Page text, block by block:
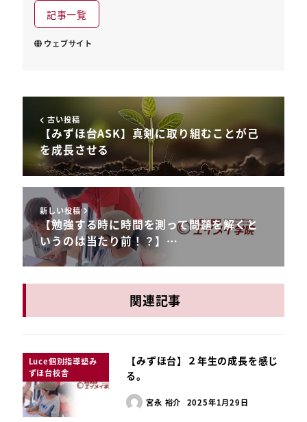
記事一覧
ウェブサイト
古い投稿
【みずほ台ASK】真剣に取り組むことが己
を成長させる
新しい投稿
【勉強する時に時間を測って問題を解くと
いうのは当たり前！？】…
関連記事
Luce個別指導塾み
ずほ台校舎
【みずほ台】２年生の成長を感じ
る。
宮永 裕介 2025年1月29日